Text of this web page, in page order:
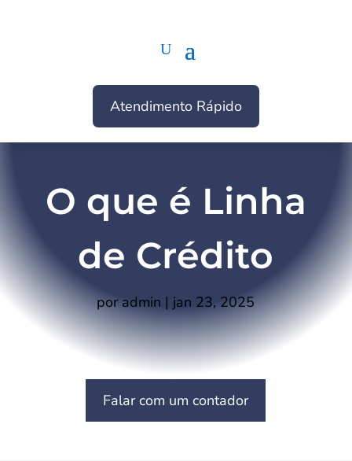
Atendimento Rápido
O que é Linha
de Crédito
poradmin | jan 23, 2025
Falar com um contador